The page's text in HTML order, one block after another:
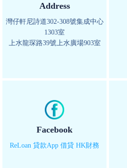
Address
灣仔軒尼詩道302-308號集成中心
1303室
上水龍琛路39號上水廣場903室
Facebook
ReLoan 貸款App 借貸 HK財務